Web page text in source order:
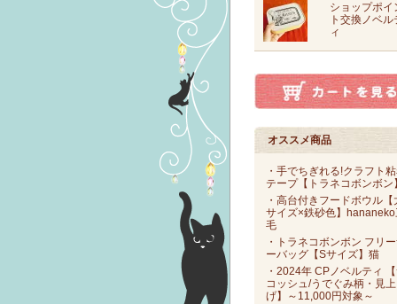
ショップポイ
ト交換ノベル
ィ
オススメ商品
・手でちぎれる!クラフト
テープ【トラネコボンボン】
・高台付きフードボウル【
サイズ×鉄砂色】hananeko
毛
・トラネコボンボン フリ
ーバッグ【Sサイズ】猫
・2024年 CPノベルティ
コッシュ/うでぐみ柄・見上
げ】～11,000円対象～